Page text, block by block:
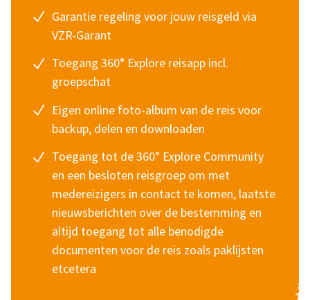
Garantie regeling voor jouw reisgeld via
VZR-Garant
Toegang 360° Explore reisapp incl.
groepschat
Eigen online foto-album van de reis voor
backup, delen en downloaden
Toegang tot de 360° Explore Community
en een besloten reisgroep om met
medereizigers in contact te komen, laatste
nieuwsberichten over de bestemming en
altijd toegang tot alle benodigde
documenten voor de reis zoals paklijsten
etcetera